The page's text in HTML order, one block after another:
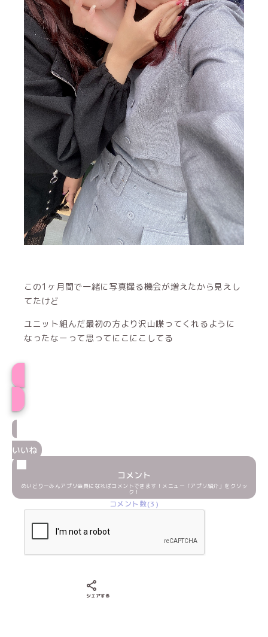
この1ヶ月間で一緒に写真撮る機会が増えたから見えし
てたけど
ユニット組んだ最初の方より沢山喋ってくれるように
なったなーって思ってにこにこしてる
いいね
コメント
めいどりーみんアプリ会員になればコメントできます！メニュー「アプリ紹介」をクリッ
ク！
コメント数(3)
シェアする